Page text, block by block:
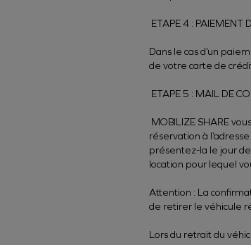
ETAPE 4 : PAIEMENT
Dans le cas d’un
de votre carte de
ETAPE 5 : MAIL DE
MOBILIZE SHARE
réservation à
présentez-la le jour
location pour lequel
Attention : La
de retirer le véhicule
Lors du retrait du